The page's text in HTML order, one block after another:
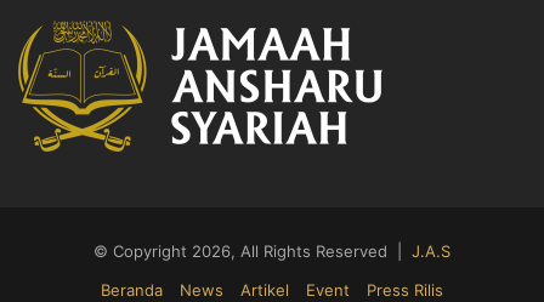
© Copyright 2026, All Rights Reserved | J.A.S
Beranda
News Artikel Event Press Rilis